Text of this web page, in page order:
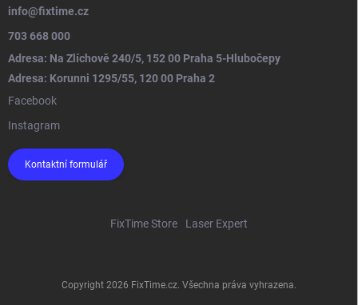
info@fixtime.cz
703 668 000
Adresa: Na Zlíchově 240/5, 152 00 Praha 5-Hlubočepy
Adresa: Korunni 1295/55, 120 00 Praha 2
Facebook
Instagram
Kontaktní formulář
FixTime Store Laser Expert
Copyright 2026 FixTime.cz. Všechna práva vyhrazena.